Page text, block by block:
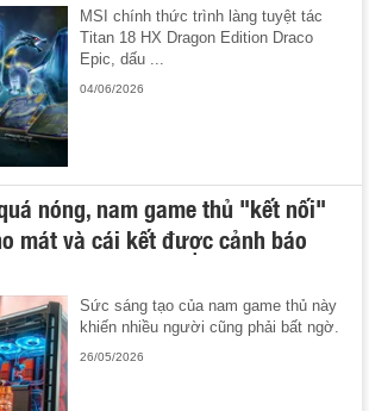
MSI chính thức trình làng tuyệt tác
Titan 18 HX Dragon Edition Draco
Epic, dấu ...
04/06/2026
nóng, nam game thủ "kết nối"
mát và cái kết được cảnh báo
Sức sáng tạo của nam game thủ này
khiến nhiều người cũng phải bất ngờ.
26/05/2026